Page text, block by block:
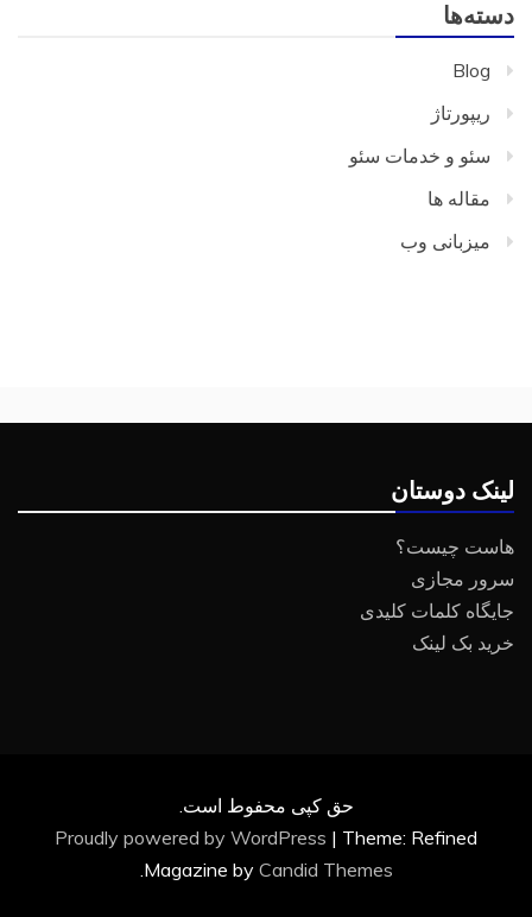
دسته‌ها
Blog
ریپورتاژ
سئو و خدمات سئو
مقاله ها
میزبانی وب
لینک دوستان
هاست چیست؟
سرور مجازی
جایگاه کلمات کلیدی
خرید بک لینک
حق کپی محفوط است.
Proudly powered by WordPress | Theme: Refined
Magazine by Candid Themes
.